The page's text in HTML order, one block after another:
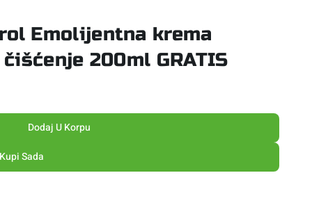
Emolijentna krema
200ml GRATIS
Dodaj U Korpu
Kupi Sada